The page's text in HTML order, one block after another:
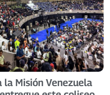
la Misión Venezuela